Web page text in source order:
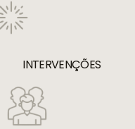
INTERVENÇÕES